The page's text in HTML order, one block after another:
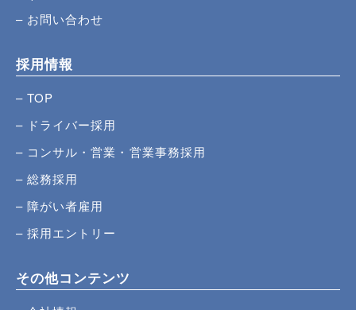
お問い合わせ
採用情報
TOP
ドライバー採用
コンサル・営業・営業事務採用
総務採用
障がい者雇用
採用エントリー
その他コンテンツ